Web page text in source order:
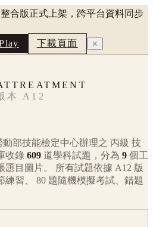
合版正式上架，跨平台資料同步
下載頁面 ✕
本 A12
動部技能檢定中心辦理之 丙級 技
收錄 609 道學科試題，分為 9 個工
題目圖片。 所有試題依據 A12 版
習、 80 題隨機模擬考試、錯題